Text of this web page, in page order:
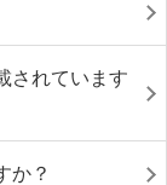
されています
か？